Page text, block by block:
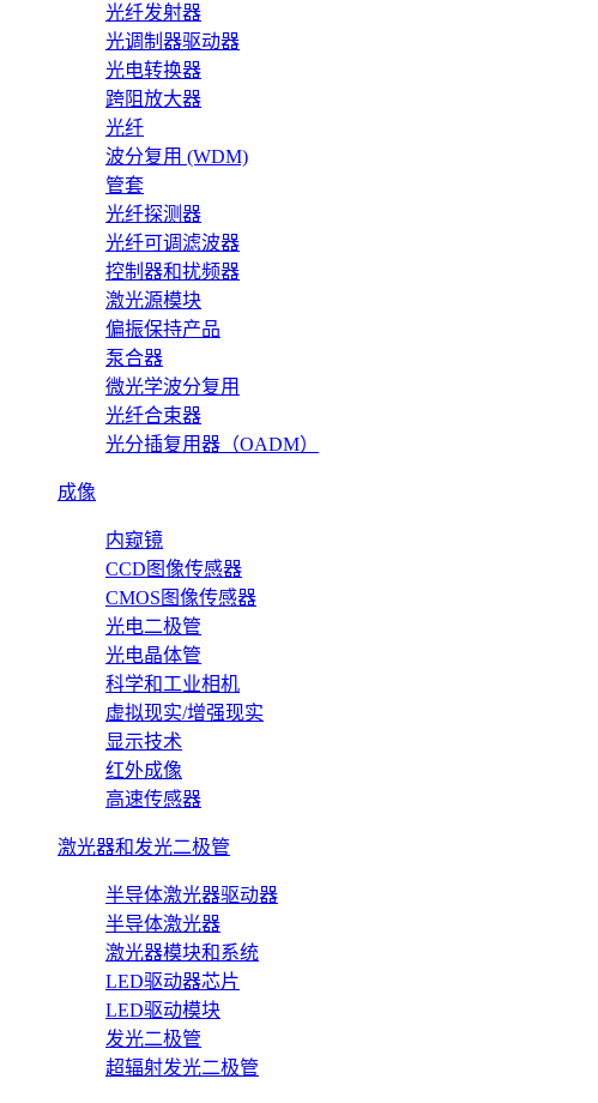
光纤发射器
光调制器驱动器
光电转换器
跨阻放大器
光纤
波分复用 (WDM)
管套
光纤探测器
光纤可调滤波器
控制器和扰频器
激光源模块
偏振保持产品
泵合器
微光学波分复用
光纤合束器
光分插复用器（OADM）
成像
内窥镜
CCD图像传感器
CMOS图像传感器
光电二极管
光电晶体管
科学和工业相机
虚拟现实/增强现实
显示技术
红外成像
高速传感器
激光器和发光二极管
半导体激光器驱动器
半导体激光器
激光器模块和系统
LED驱动器芯片
LED驱动模块
发光二极管
超辐射发光二极管